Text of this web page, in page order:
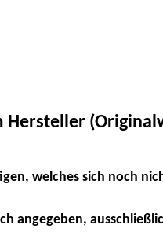
Hersteller
welches sich noch
angegeben,